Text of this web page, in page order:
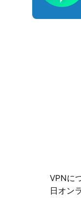
VPNに
日オン